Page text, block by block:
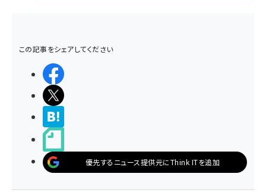
この記事をシェアしてください
優先するニュース提供元にThink ITを追加